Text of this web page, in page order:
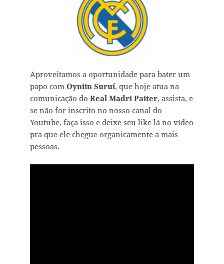
Aproveitamos a oportunidade para bater um
papo com Oyniin Suruí, que hoje atua na
comunicação do Real Madri Paiter, assista, e
se não for inscrito no nosso canal do
Youtube, faça isso e deixe seu like lá no vídeo
pra que ele chegue organicamente a mais
pessoas.